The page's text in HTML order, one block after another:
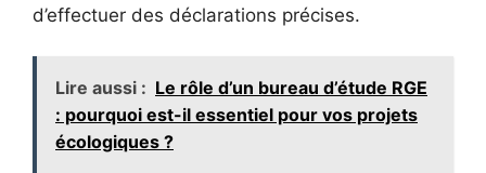
d’effectuer des déclarations précises.
Lire aussi : Le rôle d’un bureau d’étude RGE
: pourquoi est-il essentiel pour vos projets
écologiques ?